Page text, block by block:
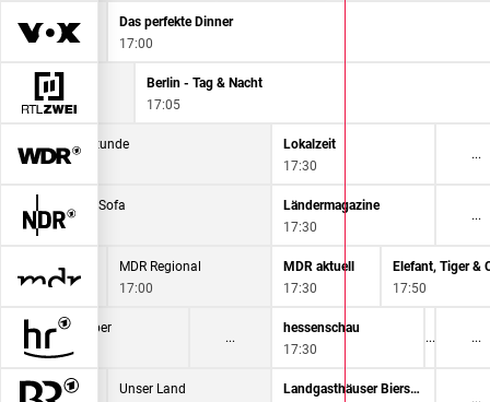
Das perfekte Dinner
17:00
Rostock
Berlin - Tag & Nacht
17:05
Aktuelle Stunde
16:45
Lokalzeit
17:30
DAS! Rote Sofa
16:45
Ländermagazine
17:30
MDR Regional
17:00
MDR aktuell
17:30
Elefant, Tiger &
17:50
Die Ratgeber
16:45
hessenschau
17:30
Unser Land
Landgasthäuser Bierschmankerl